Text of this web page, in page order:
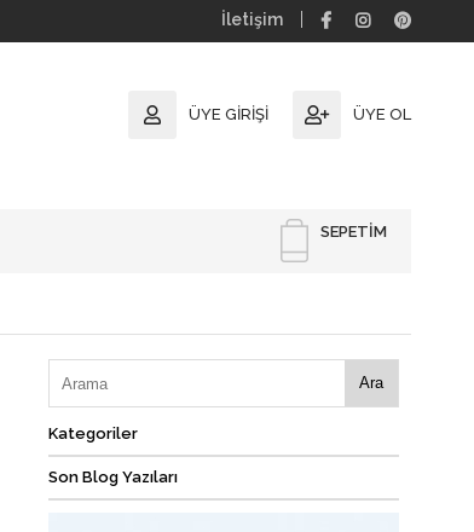
İletişim
ÜYE GIRIŞI ÜYE OL
SEPETIM
Ara
Kategoriler
Son Blog Yazıları